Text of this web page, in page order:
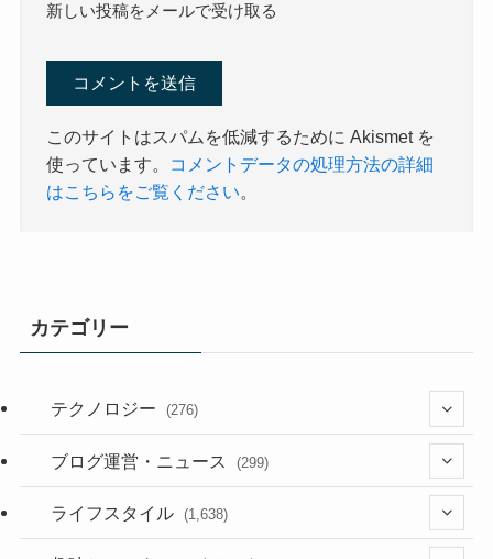
新しい投稿をメールで受け取る
このサイトはスパムを低減するために Akismet を
使っています。
コメントデータの処理方法の詳細
はこちらをご覧ください。
カテゴリー
テクノロジー (276)
(36)
(187)
ブログ運営・ニュース (299)
(118)
ライフスタイル (1,638)